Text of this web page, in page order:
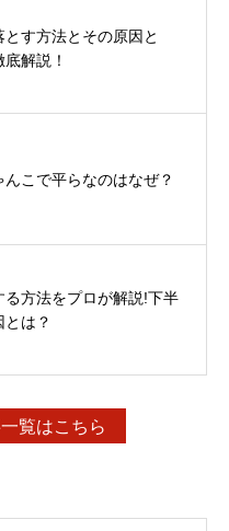
とす方法とその原因と
解説！
んこで平らなのはなぜ？
る方法をプロが解説!下半
は？
覧はこちら